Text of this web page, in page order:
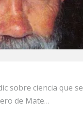
sobre ciencia que se
de Mate…